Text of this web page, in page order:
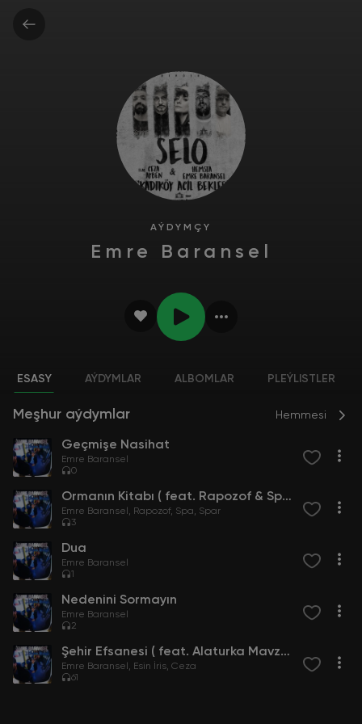
AÝDYMÇY
Emre Baransel
ESASY AÝDYMLAR ALBOMLAR PLEÝLISTLER
Meşhur aýdymlar Hemmesi
Geçmişe Nasihat
Emre Baransel
0
Ormanın Kitabı ( feat. Rapozof & Spar )
Emre Baransel Rapozof Spa
Spar
3
Dua
Emre Baransel
1
Nedenini Sormayın
Emre Baransel
2
Şehir Efsanesi ( feat. Alaturka Mavzer & Despo & Esin İris )
Emre Baransel Esin İris Ceza
61